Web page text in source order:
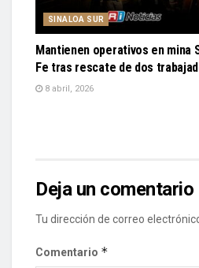
SINALOA SUR
Mantienen operativos en mina
Fe tras rescate de dos
8 abril, 2026
Deja un comentario
Tu dirección de correo
Comentario *